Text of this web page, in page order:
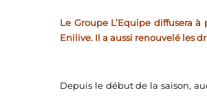
Le Groupe L’Equipe diffusera
Enilive. Il a aussi renouvelé les
Depuis le début de la saison,